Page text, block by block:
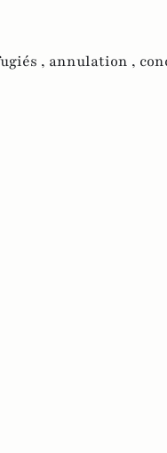
, annulation ,